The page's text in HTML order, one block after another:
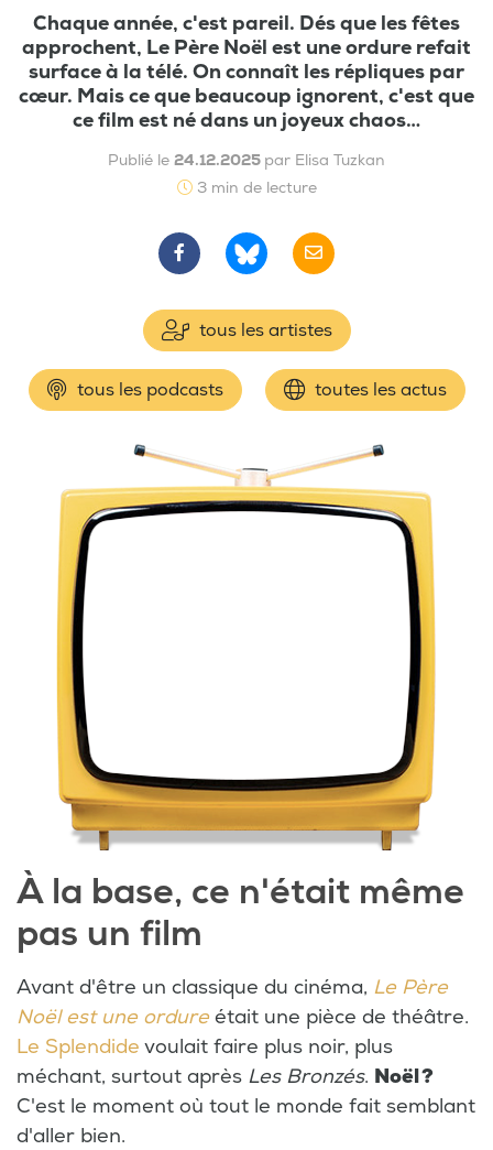
Chaque année, c'est pareil. Dés que les fêtes
approchent, Le Père Noël est une ordure refait
surface à la télé. On connaît les répliques par
cœur. Mais ce que beaucoup ignorent, c'est que
ce film est né dans un joyeux chaos…
Publié le 24.12.2025 par Elisa Tuzkan
3 min de lecture
tous les artistes
tous les podcasts toutes les actus
À la base, ce n'était même
pas un film
Avant d'être un classique du cinéma, Le Père
Noël est une ordure était une pièce de théâtre.
Le Splendide voulait faire plus noir, plus
méchant, surtout après Les Bronzés. Noël ?
C'est le moment où tout le monde fait semblant
d'aller bien.